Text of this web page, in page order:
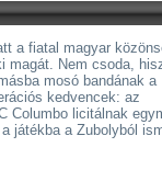
a fiatal magyar
magát. Nem csoda,
mosó bandának a
kedvencek: az
Columbo licitálnak
játékba a Zubolyból